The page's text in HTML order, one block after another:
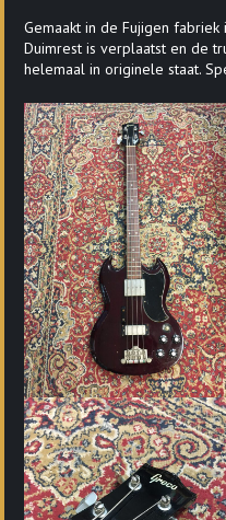
Gemaakt in de Fujigen fabriek
Duimrest is verplaatst en de
helemaal in originele staat.